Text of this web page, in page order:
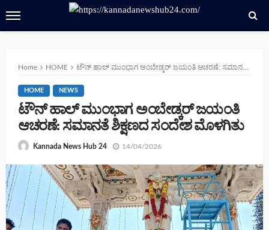
Home HOME ಟೌನ್ ಹಾಲ್ ಮುಂಭಾಗ ಅಂಬೇಡ್ಕರ್ ಜಯಂತಿ ಆಚರಣೆ: ಸಮಾನತೆ ಶಿಕ್ಷಣದ ಸಂದೇಶ ಮೊಳಗಿತು
HOME NEWS
ಟೌನ್ ಹಾಲ್ ಮುಂಭಾಗ ಅಂಬೇಡ್ಕರ್ ಜಯಂತಿ
ಆಚರಣೆ: ಸಮಾನತೆ ಶಿಕ್ಷಣದ ಸಂದೇಶ ಮೊಳಗಿತು
Kannada News Hub 24 14/04/2026